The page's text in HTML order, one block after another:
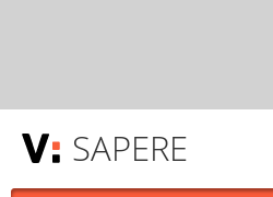
SAPERE